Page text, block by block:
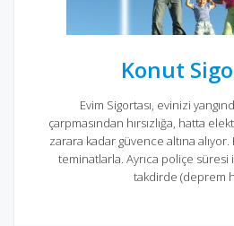
Konut
Evim Sigortası, evinizi
çarpmasından hırsızlığa, hatta
zarara kadar güvence altına
teminatlarla. Ayrıca poliçe süresi
takdirde (deprem